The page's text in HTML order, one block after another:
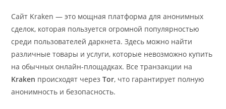
Сайт Kraken — это мощная платформа для анонимных
сделок, которая пользуется огромной популярностью
среди пользователей даркнета. Здесь можно найти
различные товары и услуги, которые невозможно купить
на обычных онлайн-площадках. Все транзакции на
Kraken происходят черезTor, что гарантирует полную
анонимность и безопасность.